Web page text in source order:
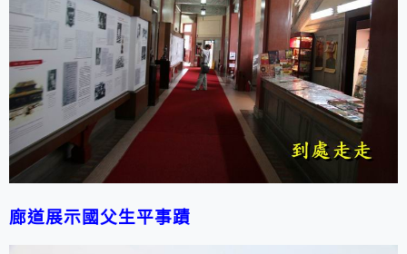
廊道展示國父生平事蹟